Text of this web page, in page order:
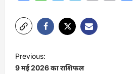
o
Previous:
9 मई 2026 का राशिफल